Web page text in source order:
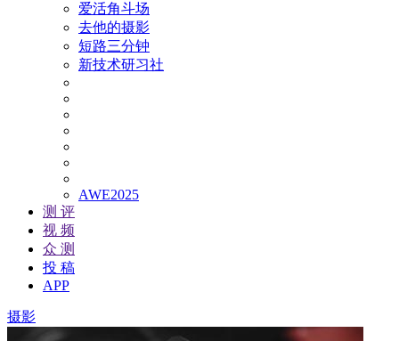
爱活角斗场
去他的摄影
短路三分钟
新技术研习社
AWE2025
测 评
视 频
众 测
投 稿
APP
摄影